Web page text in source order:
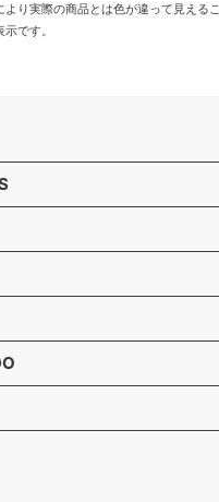
り実際の商品とは色が違って見えるこ
です。